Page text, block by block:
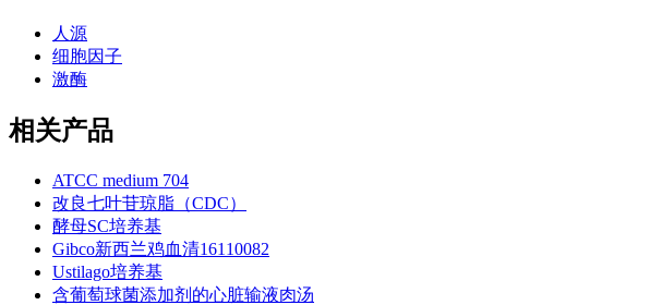
人源
细胞因子
激酶
相关产品
ATCC medium 704
改良七叶苷琼脂（CDC）
酵母SC培养基
Gibco新西兰鸡血清16110082
Ustilago培养基
含葡萄球菌添加剂的心脏输液肉汤